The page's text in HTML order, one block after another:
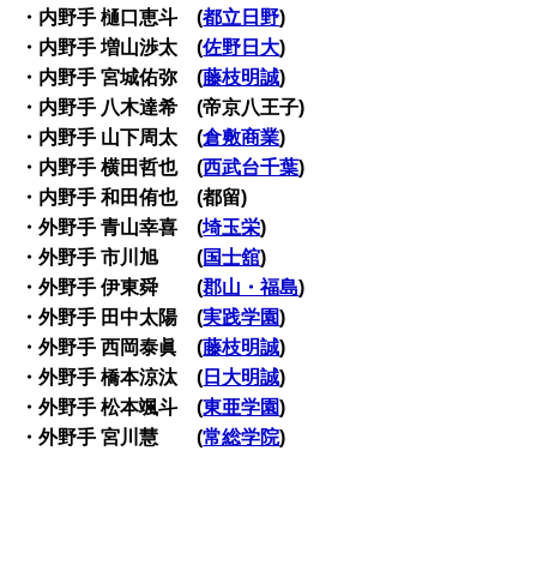
・内野手 樋口恵斗 (都立日野)
・内野手 増山渉太 (佐野日大)
・内野手 宮城佑弥 (藤枝明誠)
・内野手 八木達希 (帝京八王子)
・内野手 山下周太 (倉敷商業)
・内野手 横田哲也 (西武台千葉)
・内野手 和田侑也 (都留)
・外野手 青山幸喜 (埼玉栄)
・外野手 市川旭 (国士舘)
・外野手 伊東舜 (郡山・福島)
・外野手 田中太陽 (実践学園)
・外野手 西岡泰眞 (藤枝明誠)
・外野手 橋本涼汰 ( 日大明誠)
・外野手 松本颯斗 (東亜学園)
・外野手 宮川慧 (常総学院)